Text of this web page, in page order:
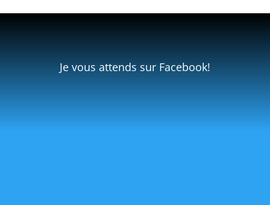
Je vous attends sur Facebook!